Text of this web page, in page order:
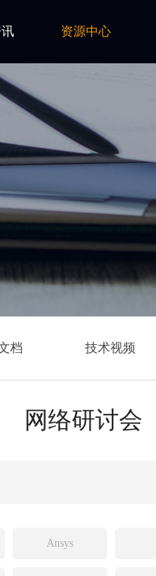
动
资源中心
安装文档
技术文档
网络研讨会
档 技术视频
网络研讨会
Ansys